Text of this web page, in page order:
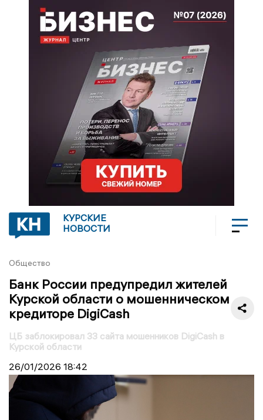
КУРСКИЕ
НОВОСТИ
Общество
Банк России предупредил жителей
Курской области о мошенническом
кредиторе DigiCash
ЦБ заблокировал 33 сайта мошенников DigiCash в
Курской области
26/01/2026 18:42